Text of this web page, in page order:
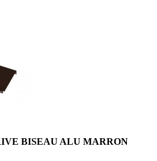
BISEAU ALU MARRON